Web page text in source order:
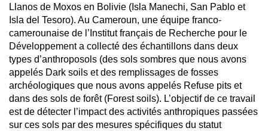
Llanos de Moxos en Bolivie (Isla Manechi, San Pablo et
Isla del Tesoro). Au Cameroun, une équipe franco-
camerounaise de l’Institut français de Recherche pour le
Développement a collecté des échantillons dans deux
types d’anthroposols (des sols sombres que nous avons
appelés Dark soils et des remplissages de fosses
archéologiques que nous avons appelés Refuse pits et
dans des sols de forêt (Forest soils). L’objectif de ce travail
est de détecter l’impact des activités anthropiques passées
sur ces sols par des mesures spécifiques du statut